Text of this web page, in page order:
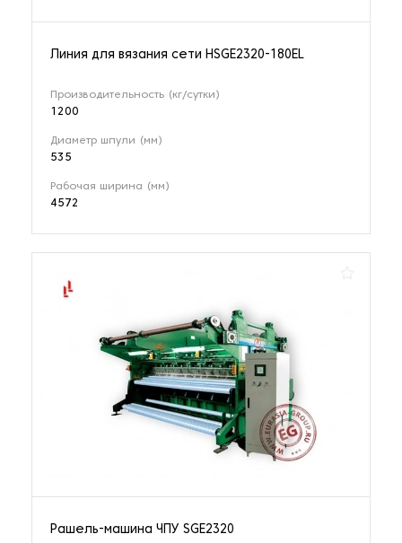
Линия для вязания сети HSGE2320-180EL
Производительность (кг/сутки)
1200
Диаметр шпули (мм)
535
Рабочая ширина (мм)
4572
Рашель-машина ЧПУ SGE2320